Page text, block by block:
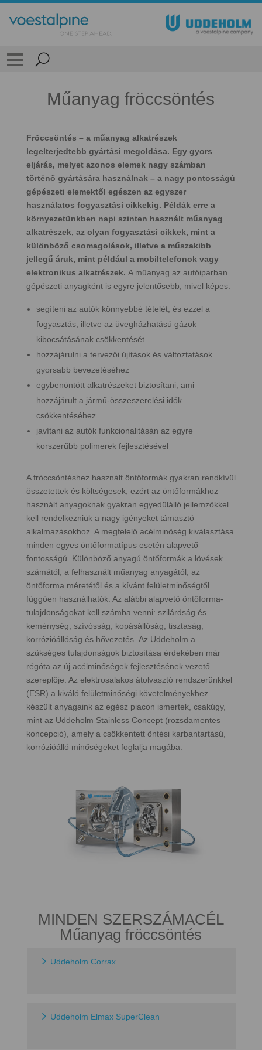
Műanyag fröccsöntés
Fröccsöntés – a műanyag alkatrészek
legelterjedtebb gyártási megoldása. Egy gyors
eljárás, melyet azonos elemek nagy számban
történő gyártására használnak – a nagy pontosságú
gépészeti elemektől egészen az egyszer
használatos fogyasztási cikkekig. Példák erre a
környezetünkben napi szinten használt műanyag
alkatrészek, az olyan fogyasztási cikkek, mint a
különböző csomagolások, illetve a műszakibb
jellegű áruk, mint például a mobiltelefonok vagy
elektronikus alkatrészek. A műanyag az autóiparban
gépészeti anyagként is egyre jelentősebb, mivel képes:
segíteni az autók könnyebbé tételét, és ezzel a
fogyasztás, illetve az üvegházhatású gázok
kibocsátásának csökkentését
hozzájárulni a tervezői újítások és változtatások
gyorsabb bevezetéséhez
egybenöntött alkatrészeket biztosítani, ami
hozzájárult a jármű-összeszerelési idők
csökkentéséhez
javítani az autók funkcionalitásán az egyre
korszerűbb polimerek fejlesztésével
A fröccsöntéshez használt öntőformák gyakran rendkívül
összetettek és költségesek, ezért az öntőformákhoz
használt anyagoknak gyakran egyedülálló jellemzőkkel
kell rendelkezniük a nagy igényeket támasztó
alkalmazásokhoz. A megfelelő acélminőség kiválasztása
minden egyes öntőformatípus esetén alapvető
fontosságú. Különböző anyagú öntőformák a lövések
számától, a felhasznált műanyag anyagától, az
öntőforma méretétől és a kívánt felületminőségtől
függően használhatók. Az alábbi alapvető öntőforma-
tulajdonságokat kell számba venni: szilárdság és
keménység, szívósság, kopásállóság, tisztaság,
korrózióállóság és hővezetés. Az Uddeholm a
szükséges tulajdonságok biztosítása érdekében már
régóta az új acélminőségek fejlesztésének vezető
szereplője. Az elektrosalakos átolvasztó rendszerünkkel
(ESR) a kiváló felületminőségi követelményekhez
készült anyagaink az egész piacon ismertek, csakúgy,
mint az Uddeholm Stainless Concept (rozsdamentes
koncepció), amely a csökkentett öntési karbantartású,
korrózióálló minőségeket foglalja magába.
MINDEN SZERSZÁMACÉL
Műanyag fröccsöntés
Uddeholm Corrax
Uddeholm Elmax SuperClean